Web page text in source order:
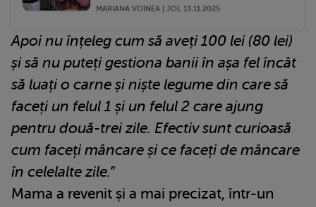
MARIANA VOINEA | JOI, 13.11.2025
Apoi nu înțeleg cum să aveți 100 lei (80 lei)
și să nu puteți gestiona banii în așa fel încât
să luați o carne și niște legume din care să
faceți un felul 1 și un felul 2 care ajung
pentru două-trei zile. Efectiv sunt curioasă
cum faceți mâncare și ce faceți de mâncare
în celelalte zile.”
Mama a revenit și a mai precizat, într-un